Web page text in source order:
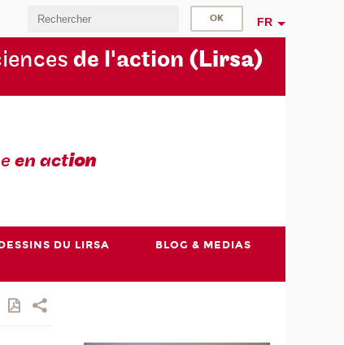
FR
de l'action (Lirsa)
en action
DU LIRSA BLOG & MEDIAS